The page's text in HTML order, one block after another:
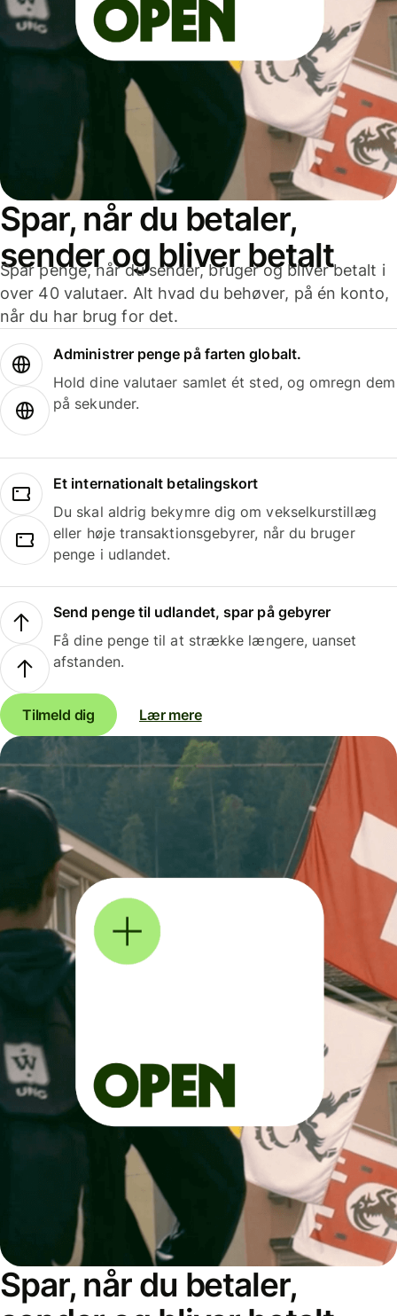
Spar, når du betaler,
sender og bliver betalt
Spar penge, når du sender, bruger og bliver betalt i
over 40 valutaer. Alt hvad du behøver, på én konto,
når du har brug for det.
Administrer penge på farten globalt.
Hold dine valutaer samlet ét sted, og omregn dem
på sekunder.
Et internationalt betalingskort
Du skal aldrig bekymre dig om vekselkurstillæg
eller høje transaktionsgebyrer, når du bruger
penge i udlandet.
Send penge til udlandet, spar på gebyrer
Få dine penge til at strække længere, uanset
afstanden.
Tilmeld dig Lær mere
Spar, når du betaler,